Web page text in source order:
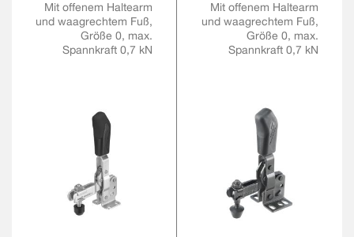
Mit offenem Haltearm
und waagrechtem Fuß,
Größe 0, max.
Spannkraft 0,7 kN
Mit offenem Haltearm
und waagrechtem Fuß,
Größe 0, max.
Spannkraft 0,7 kN